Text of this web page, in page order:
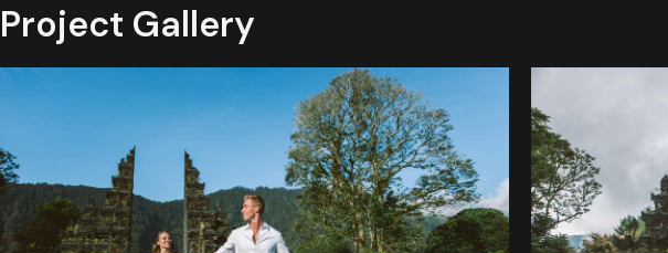
Project Gallery